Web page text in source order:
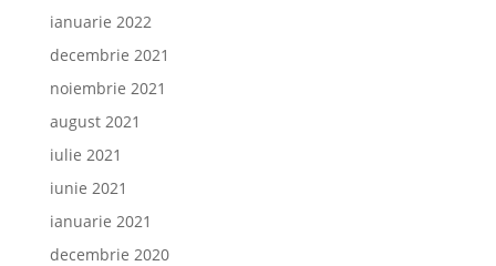
ianuarie 2022
decembrie 2021
noiembrie 2021
august 2021
iulie 2021
iunie 2021
ianuarie 2021
decembrie 2020